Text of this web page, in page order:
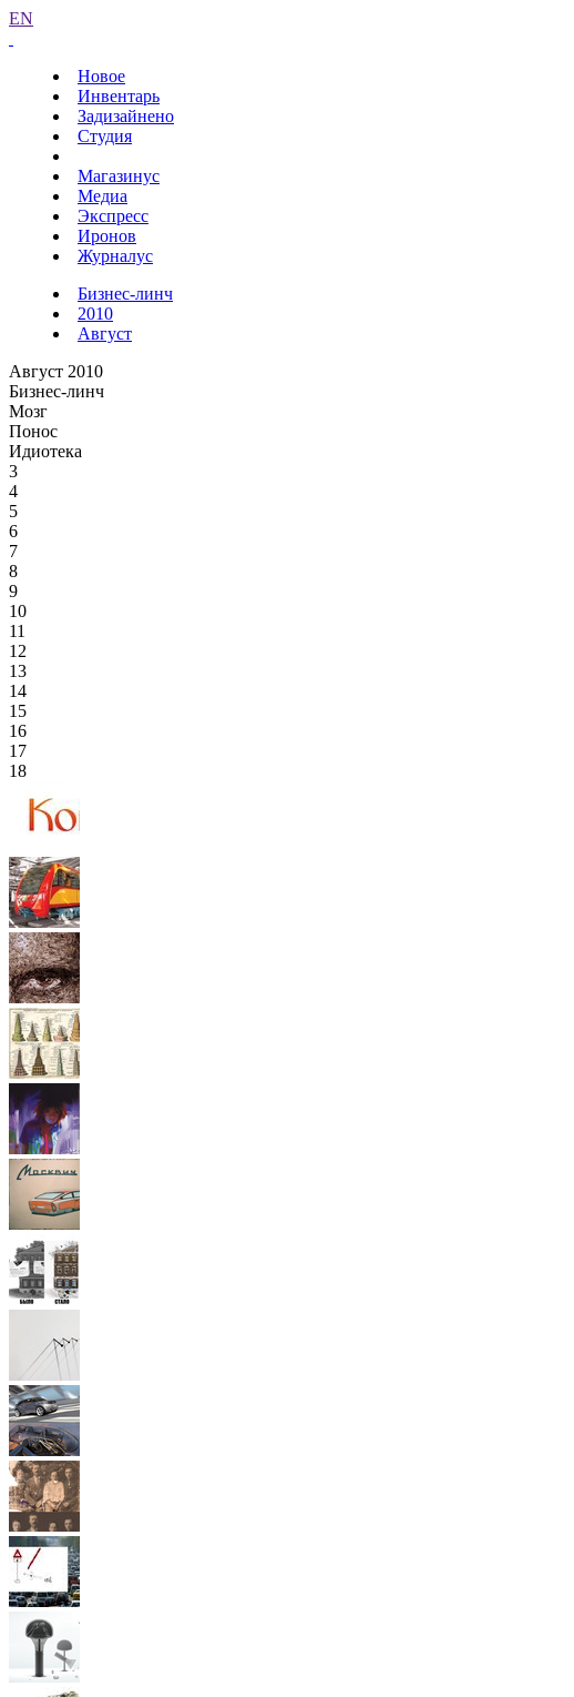
EN
Новое
Инвентарь
Задизайнено
Студия
Магазинус
Медиа
Экспресс
Иронов
Журналус
Бизнес-линч
2010
Август
Август 2010
Бизнес-линч
Мозг
Понос
Идиотека
3
4
5
6
7
8
9
10
11
12
13
14
15
16
17
18